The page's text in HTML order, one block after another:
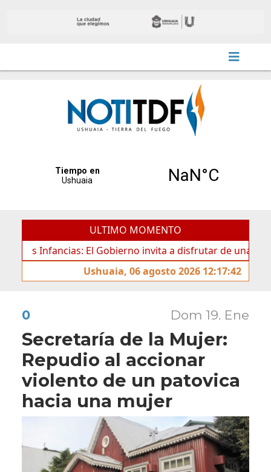
ULTIMO MOMENTO
Infancias: El Gobierno invita a disfrutar de una nueva
Ushuaia, 06 agosto 2026 12:17:42
0 Dom 19. Ene
Secretaría de la Mujer:
Repudio al accionar
violento de un patovica
hacia una mujer